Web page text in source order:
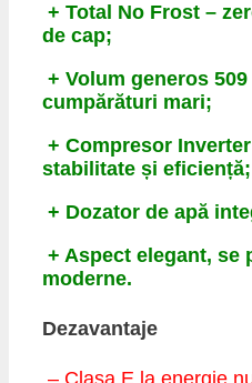
+ Total No Frost –
de cap;
+ Volum generos
cumpărături mari;
+ Compresor
stabilitate și eficiență;
+ Dozator de apă
+ Aspect elegant, se
moderne.
Dezavantaje
– Clasa E la energie